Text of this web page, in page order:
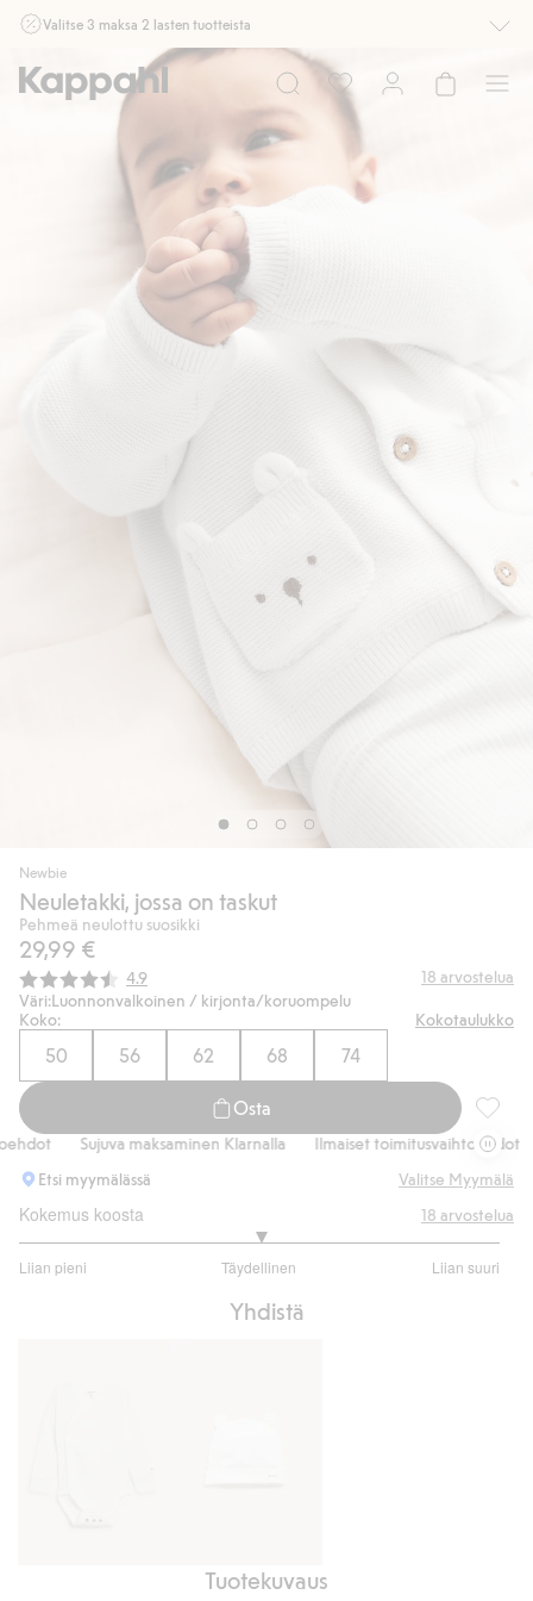
Valitse 3 maksa 2 lasten tuotteista
Ei Newbie. Ostaessasi 2 tuotetta tai enemmän. Voimassa 3-16.8. asti
myymälässä ja verkossa. Ei voi yhdistää muihin alennuksiin tai tarjouksiin.
Osta nyt
Newbie
Neuletakki, jossa on taskut
Pehmeä neulottu suosikki
29,99 €
Keskimääräinen luokitus:
4.9 18 arvostelua
Väri:Luonnonvalkoinen / kirjonta/koruompelu
Koko:
Kokotaulukko
50 56 62 68 74
Osta
Sujuva maksaminen Klarnalla Ilmaiset toimitusvaihtoehdot
Etsi myymälässä
Valitse Myymälä
Kokemus koosta
Liian pieni Täydellinen Liian suuri
/
18 arvostelua
Yhdistä
Tuotekuvaus